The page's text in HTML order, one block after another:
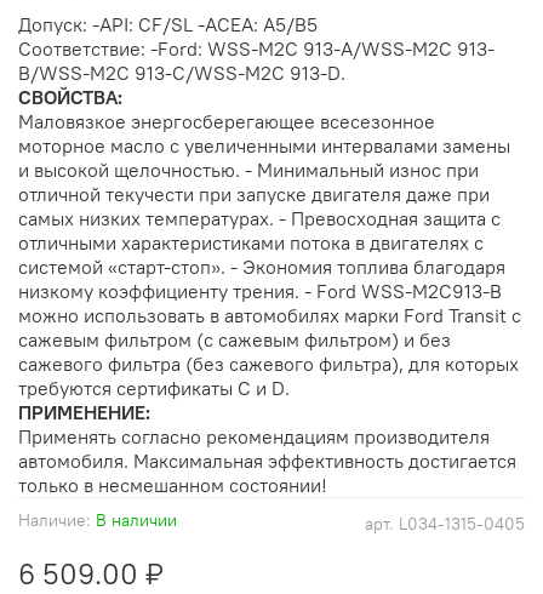
арт. L034-1315-0405
Наличие: В наличии
6 509.00 ₽
Допуск: -API: CF/SL -ACEA: A5/B5
Соответствие: -Ford: WSS-M2C 913-A/WSS-M2C 913-
B/WSS-M2C 913-C/WSS-M2C 913-D.
СВОЙСТВА:
Маловязкое энергосберегающее всесезонное
моторное масло с увеличенными интервалами замены
и высокой щелочностью. - Минимальный износ при
отличной текучести при запуске двигателя даже при
самых низких температурах. - Превосходная защита с
отличными характеристиками потока в двигателях с
системой «старт-стоп». - Экономия топлива благодаря
низкому коэффициенту трения. - Ford WSS-M2C913-B
можно использовать в автомобилях марки Ford Transit с
сажевым фильтром (с сажевым фильтром) и без
сажевого фильтра (без сажевого фильтра), для которых
требуются сертификаты C и D.
ПРИМЕНЕНИЕ:
Применять согласно рекомендациям производителя
автомобиля. Максимальная эффективность достигается
только в несмешанном состоянии!